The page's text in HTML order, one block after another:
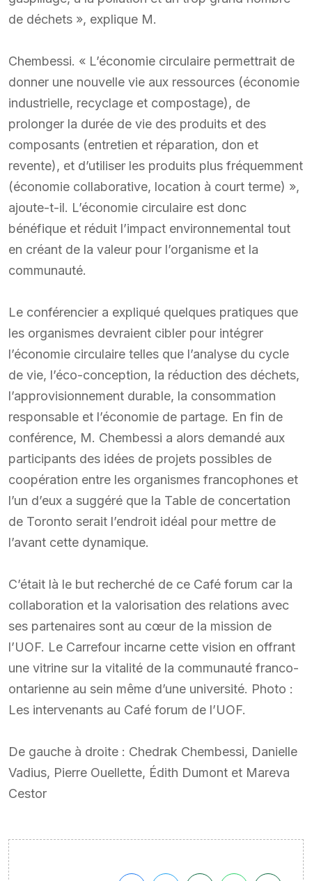
de déchets », explique M.
Chembessi. « L’économie circulaire permettrait de
donner une nouvelle vie aux ressources (économie
industrielle, recyclage et compostage), de
prolonger la durée de vie des produits et des
composants (entretien et réparation, don et
revente), et d’utiliser les produits plus fréquemment
(économie collaborative, location à court terme) »,
ajoute-t-il. L’économie circulaire est donc
bénéfique et réduit l’impact environnemental tout
en créant de la valeur pour l’organisme et la
communauté.
Le conférencier a expliqué quelques pratiques que
les organismes devraient cibler pour intégrer
l’économie circulaire telles que l’analyse du cycle
de vie, l’éco-conception, la réduction des déchets,
l’approvisionnement durable, la consommation
responsable et l’économie de partage. En fin de
conférence, M. Chembessi a alors demandé aux
participants des idées de projets possibles de
coopération entre les organismes francophones et
l’un d’eux a suggéré que la Table de concertation
de Toronto serait l’endroit idéal pour mettre de
l’avant cette dynamique.
C’était là le but recherché de ce Café forum car la
collaboration et la valorisation des relations avec
ses partenaires sont au cœur de la mission de
l’UOF. Le Carrefour incarne cette vision en offrant
une vitrine sur la vitalité de la communauté franco-
ontarienne au sein même d’une université. Photo :
Les intervenants au Café forum de l’UOF.
De gauche à droite : Chedrak Chembessi, Danielle
Vadius, Pierre Ouellette, Édith Dumont et Mareva
Cestor